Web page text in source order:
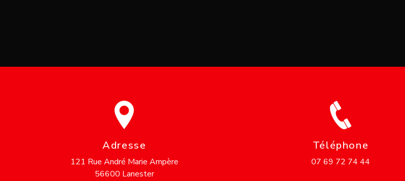
Adresse
121 Rue André Marie Ampère
56600 Lanester
Téléphone
07 69 72 74 44